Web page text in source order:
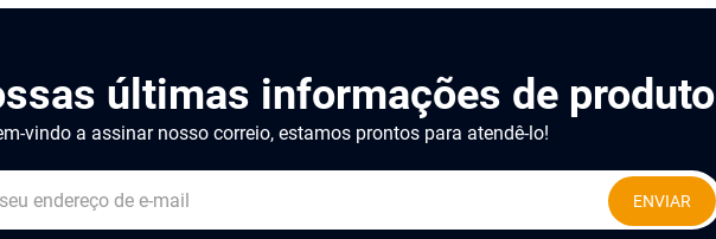
últimas informações de produto
vindo a assinar nosso correio, estamos prontos para atendê-lo!
ENVIAR